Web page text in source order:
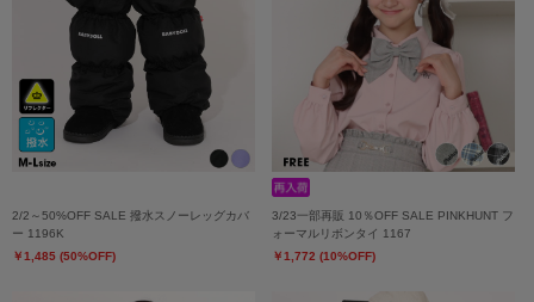
2/2～50%OFF SALE 撥水スノーレッグカバ
ー 1196K
￥1,485 (50%OFF)
3/23一部再販 10％OFF SALE PINKHUNT フ
ォーマルリボンタイ 1167
￥1,772 (10%OFF)